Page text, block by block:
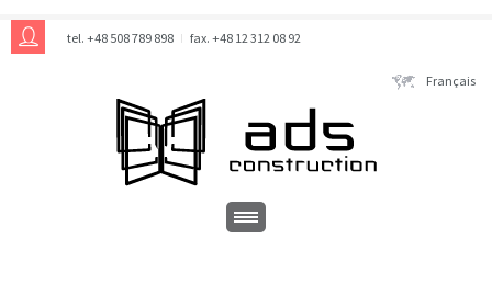
tel. +48 508 789 898 fax. +48 12 312 08 92
Français